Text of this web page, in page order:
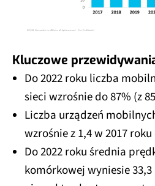
Kluczowe
Do 2022 roku liczba
sieci wzrośnie do 87% (z
Liczba urządzeń
wzrośnie z 1,4 w 2017
Do 2022 roku średnia
komórkowej wyniesie